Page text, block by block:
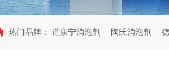
热门品牌： 道康宁消泡剂 陶氏消泡剂